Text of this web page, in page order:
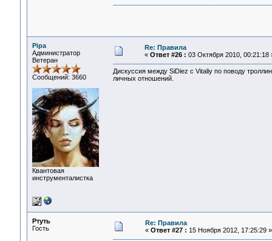
Pipa
Администратор
Ветеран
Сообщений: 3660
Квантовая
инструменталистка
Re: Правила
« Ответ #26 : 03 Октября 2010, 00:21:18
Дискуссия между SiDiеz с Vitaliy по поводу
личных отношений.
Ртуть
Гость
Re: Правила
« Ответ #27 : 15 Ноября 2012, 17:25:29 »